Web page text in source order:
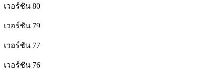
เวอร์ชัน 80
เวอร์ชัน 79
เวอร์ชัน 77
เวอร์ชัน 76